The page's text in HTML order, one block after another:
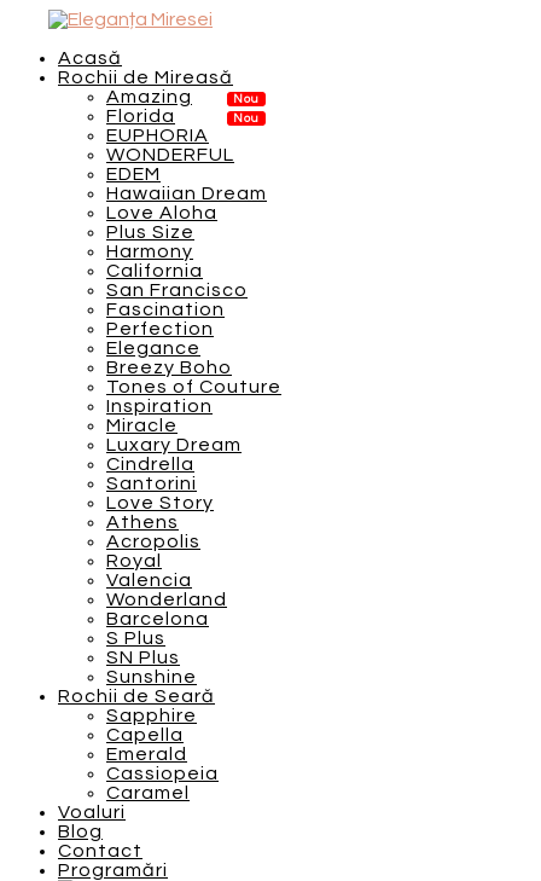
Acasă
Rochii de Mireasă
Amazing
Florida
EUPHORIA
WONDERFUL
EDEM
Hawaiian Dream
Love Aloha
Plus Size
Harmony
California
San Francisco
Fascination
Perfection
Elegance
Breezy Boho
Tones of Couture
Inspiration
Miracle
Luxary Dream
Cindrella
Santorini
Love Story
Athens
Acropolis
Royal
Valencia
Wonderland
Barcelona
S Plus
SN Plus
Sunshine
Rochii de Seară
Sapphire
Capella
Emerald
Cassiopeia
Caramel
Voaluri
Blog
Contact
Programări